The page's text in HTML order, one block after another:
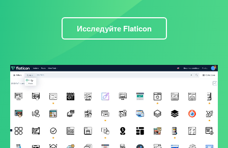
Исследуйте Flaticon